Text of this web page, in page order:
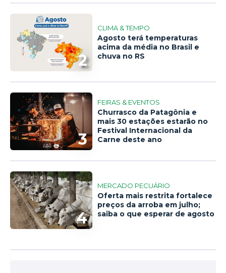
2
CLIMA & TEMPO
Agosto terá temperaturas
acima da média no Brasil e
chuva no RS
3
FEIRAS & EVENTOS
Churrasco da Patagônia e
mais 30 estações estarão no
Festival Internacional da
Carne deste ano
4
MERCADO PECUÁRIO
Oferta mais restrita fortalece
preços da arroba em julho;
saiba o que esperar de agosto